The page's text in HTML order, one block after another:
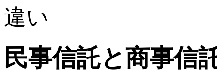
違い
民事信託と商事信